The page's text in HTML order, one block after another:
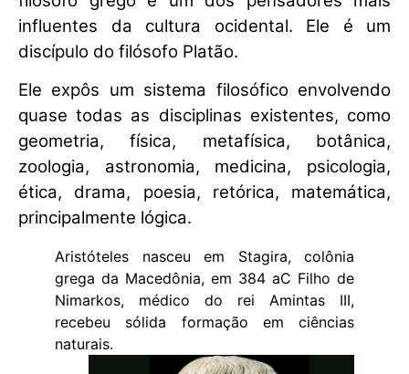
influentes da cultura ocidental. Ele é um
discípulo do filósofo Platão.
Ele expôs um sistema filosófico envolvendo
quase todas as disciplinas existentes, como
geometria, física, metafísica, botânica,
zoologia, astronomia, medicina, psicologia,
ética, drama, poesia, retórica, matemática,
principalmente lógica.
Aristóteles nasceu em Stagira, colônia
grega da Macedônia, em 384 aC Filho de
Nimarkos, médico do rei Amintas III,
recebeu sólida formação em ciências
naturais.